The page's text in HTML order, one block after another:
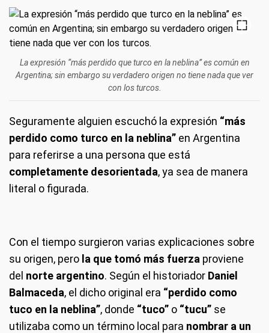
La expresión “más perdido que turco en la neblina” es común en
Argentina; sin embargo su verdadero origen no tiene nada que ver
con los turcos.
Seguramente alguien escuchó la expresión “más
perdido como turco en la neblina” en Argentina
para referirse a una persona que está
completamente desorientada, ya sea de manera
literal o figurada.
Con el tiempo surgieron varias explicaciones sobre
su origen, pero la que tomó más fuerza proviene
del norte argentino. Según el historiador Daniel
Balmaceda, el dicho original era “perdido como
tuco en la neblina”, donde “tuco” o “tucu” se
utilizaba como un término local para nombrar a un